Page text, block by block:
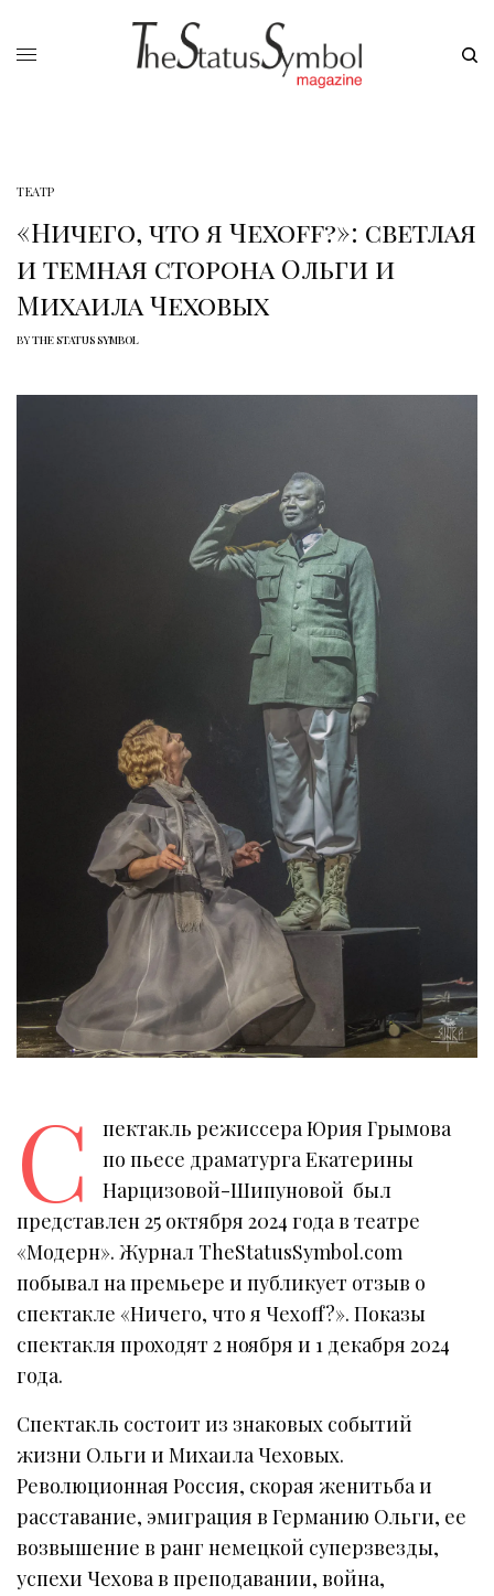
ТЕАТР
«Ничего, что я Чехоff?»: светлая
и темная сторона Ольги и
Михаила Чеховых
BYTHE STATUS SYMBOL
С
пектакль режиссера Юрия Грымова
по пьесе драматурга Екатерины
Нарцизовой-Шипуновой был
представлен 25 октября 2024 года в театре
«Модерн». Журнал TheStatusSymbol.com
побывал на премьере и публикует отзыв о
спектакле «Ничего, что я Чехоff?». Показы
спектакля проходят 2 ноября и 1 декабря 2024
года.
Спектакль состоит из знаковых событий
жизни Ольги и Михаила Чеховых.
Революционная Россия, скорая женитьба и
расставание, эмиграция в Германию Ольги, ее
возвышение в ранг немецкой суперзвезды,
успехи Чехова в преподавании, война,